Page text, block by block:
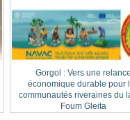
Gorgol : Vers une relance
économique durable pour
communautés riveraines du
Foum Gleita